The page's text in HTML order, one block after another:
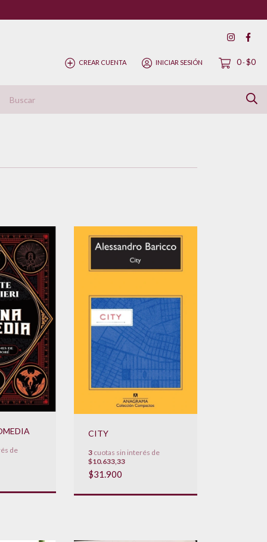
CREAR CUENTA INICIAR SESIÓN 0-$0
de Devolución
de
CITY
3cuotas sin interés de
$10.633,33
$31.900